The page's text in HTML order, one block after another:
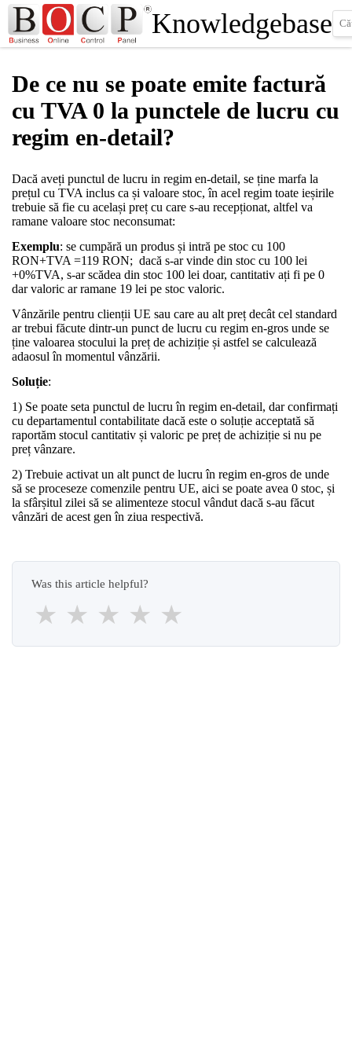
Knowledgebase
De ce nu se poate emite factură
cu TVA 0 la punctele de lucru cu
regim en-detail?
Dacă aveți punctul de lucru in regim en-detail, se ține marfa la
prețul cu TVA inclus ca și valoare stoc, în acel regim toate ieșirile
trebuie să fie cu același preț cu care s-au recepționat, altfel va
ramane valoare stoc neconsumat:
Exemplu: se cumpără un produs și intră pe stoc cu 100
RON+TVA =119 RON; dacă s-ar vinde din stoc cu 100 lei
+0%TVA, s-ar scădea din stoc 100 lei doar, cantitativ ați fi pe 0
dar valoric ar ramane 19 lei pe stoc valoric.
Vânzările pentru clienții UE sau care au alt preț decât cel standard
ar trebui făcute dintr-un punct de lucru cu regim en-gros unde se
ține valoarea stocului la preț de achiziție și astfel se calculează
adaosul în momentul vânzării.
Soluție:
1) Se poate seta punctul de lucru în regim en-detail, dar confirmați
cu departamentul contabilitate dacă este o soluție acceptată să
raportăm stocul cantitativ și valoric pe preț de achiziție si nu pe
preț vânzare.
2) Trebuie activat un alt punct de lucru în regim en-gros de unde
să se proceseze comenzile pentru UE, aici se poate avea 0 stoc, și
la sfârșitul zilei să se alimenteze stocul vândut dacă s-au făcut
vânzări de acest gen în ziua respectivă.
Was this article helpful?
★ ★ ★ ★ ★